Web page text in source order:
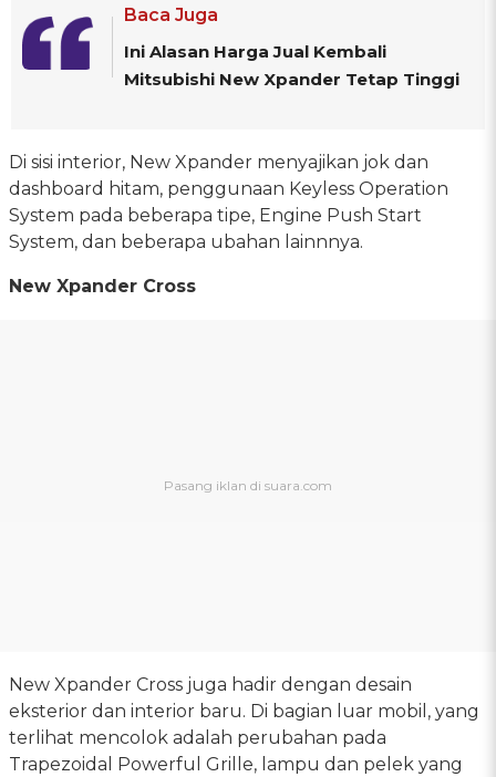
Baca Juga
Ini Alasan Harga Jual Kembali
Mitsubishi New Xpander Tetap Tinggi
Di sisi interior, New Xpander menyajikan jok dan
dashboard hitam, penggunaan Keyless Operation
System pada beberapa tipe, Engine Push Start
System, dan beberapa ubahan lainnnya.
New Xpander Cross
New Xpander Cross juga hadir dengan desain
eksterior dan interior baru. Di bagian luar mobil, yang
terlihat mencolok adalah perubahan pada
Trapezoidal Powerful Grille, lampu dan pelek yang